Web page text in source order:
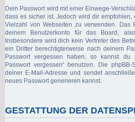
Dein Passwort wird mit einer Einwege-
dass es sicher ist. Jedoch wird dir
Vielzahl von Webseiten zu verwenden. Das
deinem Benutzerkonto für das Board,
Insbesondere wird dich kein Vertreter des
ein Dritter berechtigterweise nach deinem
Passwort vergessen haben, so kannst du
Passwort vergessen“ benutzen. Die
deiner E-Mail-Adresse und sendet
neues Passwort generieren kannst.
GESTATTUNG DER